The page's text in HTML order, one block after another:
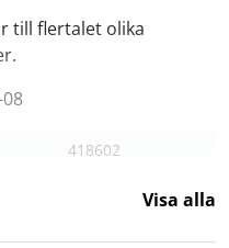
till flertalet olika
418602
Visa alla